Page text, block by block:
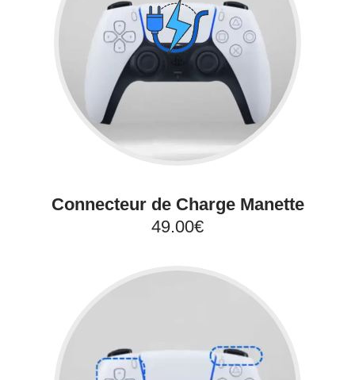
Connecteur de Charge Manette
49.00€